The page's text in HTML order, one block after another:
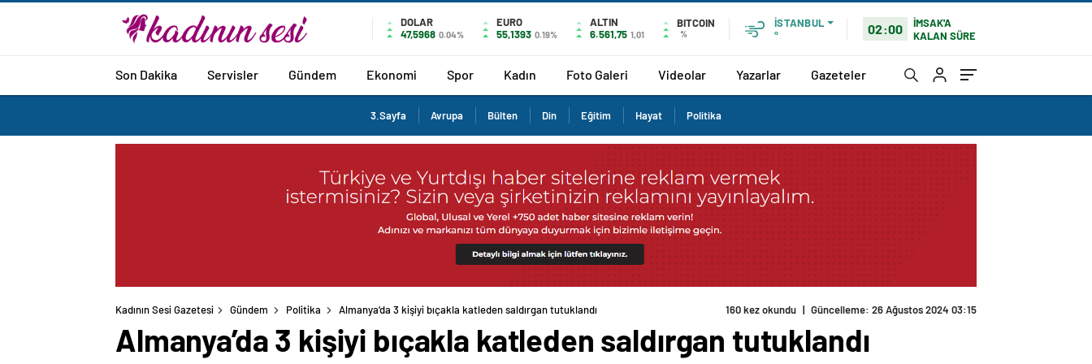
DOLAR
47,5968 0.04%
EURO
55,1393 0.19%
ALTIN
6.561,75 1,01
BITCOIN
%
İSTANBUL
°
02:00
İMSAK'A
KALAN SÜRE
Son Dakika Servisler Gündem Ekonomi Spor Kadın Foto Galeri Videolar Yazarlar Gazeteler
3.Sayfa Avrupa Bülten Din Eğitim Hayat Politika
Kadının Sesi Gazetesi Gündem Politika Almanya’da 3 kişiyi bıçakla katleden saldırgan tutuklandı
Almanya’da 3 kişiyi bıçakla katleden saldırgan tutuklandı